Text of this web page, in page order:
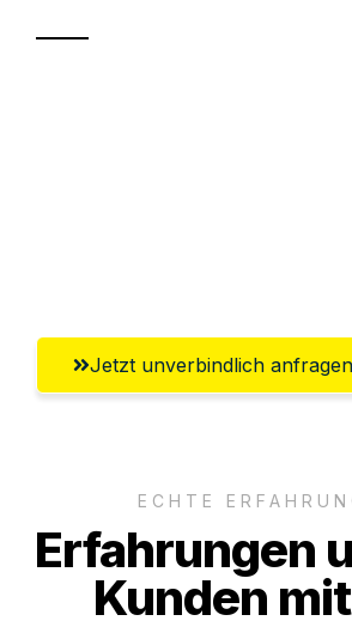
Jetzt unverbindlich anfragen
ECHTE
Erfahrungen
Kunden